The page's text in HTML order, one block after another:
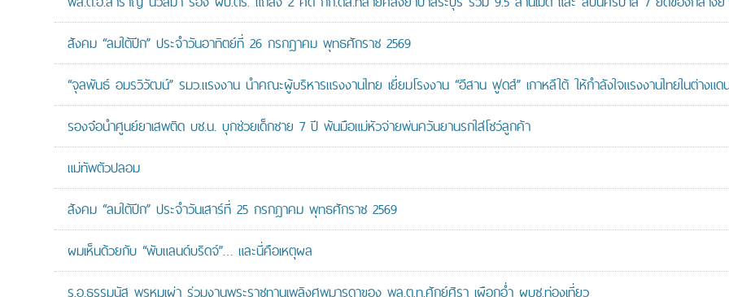
สังคม “ลมใต้ปีก” ประจำวันอาทิตย์ที่ 26 กรกฎาคม พุทธศักราช 2569
“จุลพันธ์ อมรวิวัฒน์” รมว.แรงงาน นำคณะผู้บริหารแรงงานไทย เยี่ยมโรงงาน “อีสาน ฟูดส์” เกาหลีใต้ ให้กำลังใจแรงงานไทยในต่างแด
รองจ๋อนำศูนย์ยาเสพติด บช.น. บุกช่วยเด็กชาย 7 ปี พ้นมือแม่หัวจ่ายพ่นควันยานรกใส่โชว์ลูกค้า
แม่ทัพตัวปลอม
สังคม “ลมใต้ปีก” ประจำวันเสาร์ที่ 25 กรกฎาคม พุทธศักราช 2569
ผมเห็นด้วยกับ “พับแลนด์บริดจ์”… และนี่คือเหตุผล
ร.อ.ธรรมนัส พรหมเผ่า ร่วมงานพระราชทานเพลิงศพมารดาของ พล.ต.ท.ศักย์ศิรา เผือกอ่ำ ผบช.ท่องเที่ยว